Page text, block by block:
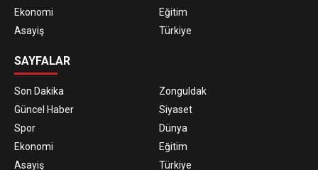
Ekonomi
Eğitim
Asayiş
Türkiye
SAYFALAR
Son Dakika
Zonguldak
Güncel Haber
Siyaset
Spor
Dünya
Ekonomi
Eğitim
Asayiş
Türkiye